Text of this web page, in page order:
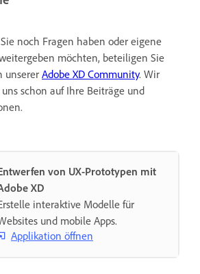
noch Fragen haben oder eigene
möchten, beteiligen Sie
unserer Adobe XD Community. Wir
schon auf Ihre Beiträge und
von UX-Prototypen mit
XD
interaktive Modelle für
und mobile Apps.
Applikation öffnen